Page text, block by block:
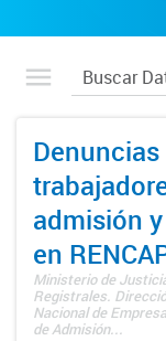
admisión
en
Ministerio de
Registrales.
Nacional de
de Admisión...